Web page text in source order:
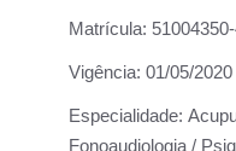
Matrícula:
Vigência: 01/05/2020
Especialidade:
Fonoaudiologia /